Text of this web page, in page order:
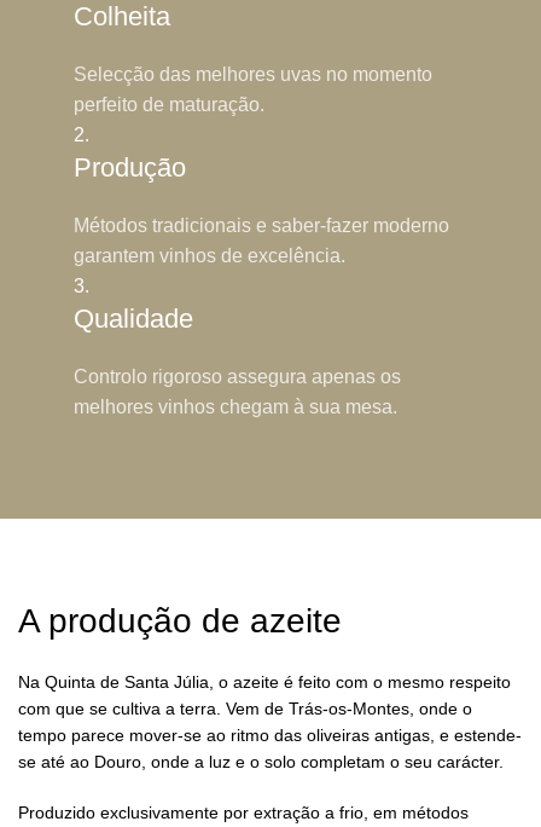
Colheita
Selecção das melhores uvas no momento
perfeito de maturação.
2.
Produção
Métodos tradicionais e saber-fazer moderno
garantem vinhos de excelência.
3.
Qualidade
Controlo rigoroso assegura apenas os
melhores vinhos chegam à sua mesa.
A produção de azeite
Na Quinta de Santa Júlia, o azeite é feito com o mesmo respeito
com que se cultiva a terra. Vem de Trás-os-Montes, onde o
tempo parece mover-se ao ritmo das oliveiras antigas, e estende-
se até ao Douro, onde a luz e o solo completam o seu carácter.
Produzido exclusivamente por extração a frio, em métodos